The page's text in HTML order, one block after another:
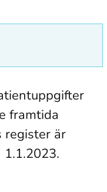
framtida
register är